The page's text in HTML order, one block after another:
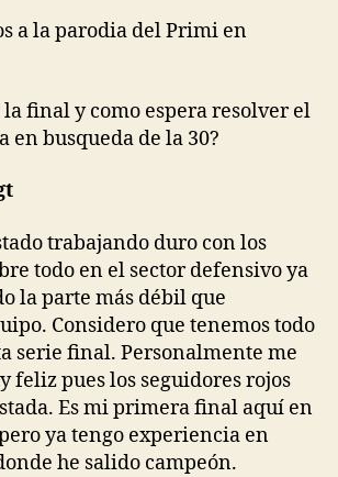
a la parodia del Primi en
la final y como espera resolver el
en busqueda de la 30?
trabajando duro con los
todo en el sector defensivo ya
la parte más débil que
Considero que tenemos todo
serie final. Personalmente me
feliz pues los seguidores rojos
Es mi primera final aquí en
ya tengo experiencia en
he salido campeón.